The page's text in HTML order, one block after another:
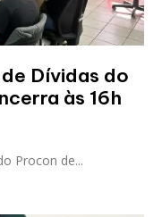
Dívidas do
às 16h
Procon de...